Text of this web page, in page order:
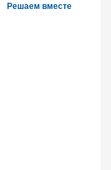
Решаем вместе